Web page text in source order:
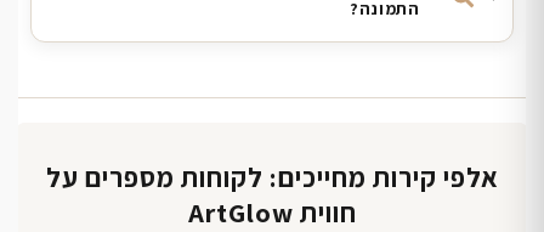
התמונה?
אלפי קירות מחייכים: לקוחות מספרים על
חווית ArtGlow